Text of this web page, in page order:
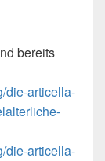
bereits
die-articella-
die-articella-